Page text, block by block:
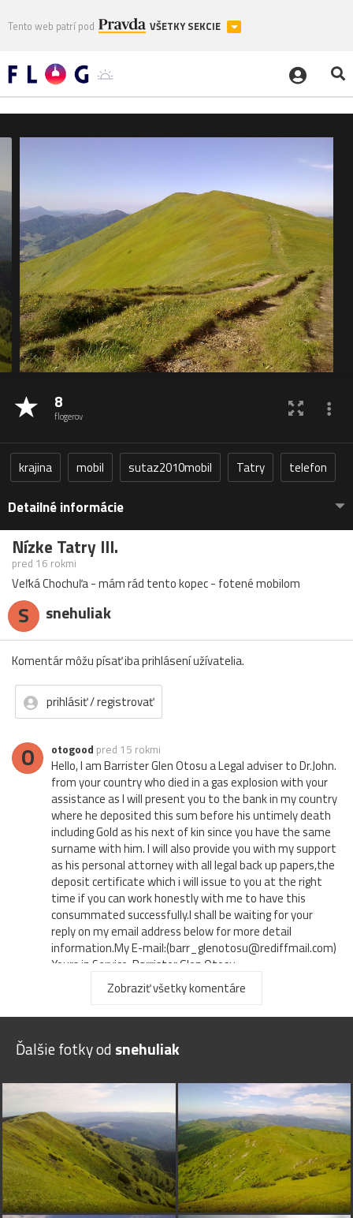
Tento web patrí pod VŠETKY SEKCIE
8
flogerov
krajina mobil sutaz2010mobil Tatry telefon
Detailné informácie
Nízke Tatry III.
pred 16 rokmi
Veľká Chochuľa - mám rád tento kopec - fotené mobilom
S snehuliak
Komentár môžu písať iba prihlásení užívatelia.
prihlásiť / registrovať
O otogood pred 15 rokmi
Hello, I am Barrister Glen Otosu a Legal adviser to Dr.John.
from your country who died in a gas explosion with your
assistance as I will present you to the bank in my country
where he deposited this sum before his untimely death
including Gold as his next of kin since you have the same
surname with him. I will also provide you with my support
as his personal attorney with all legal back up papers,the
deposit certificate which i will issue to you at the right
time if you can work honestly with me to have this
consummated successfully.I shall be waiting for your
reply on my email address below for more detail
information.My E-mail:(barr_glenotosu@rediffmail.com)
Yours in Service, Barrister Glen Otosu
pred 16 rokmi
whitehill pred 16 rokmi
fajn
pred 16 rokmi
Zobraziť všetky komentáre
Ďalšie fotky od snehuliak